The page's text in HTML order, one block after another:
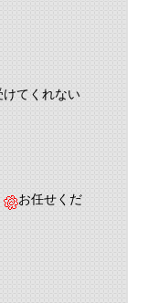
てくれない
お任せくだ